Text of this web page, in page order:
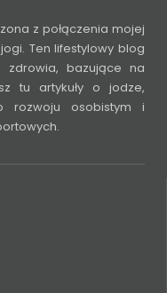
z połączenia mojej
Ten lifestylowy blog
zdrowia, bazujące na
tu artykuły o jodze,
rozwoju osobistym i